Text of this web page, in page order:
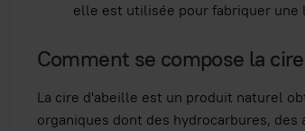
elle est utilisée pour fabriquer une
Comment se compose la
La cire d'abeille est un produit naturel
organiques dont des hydrocarbures, des